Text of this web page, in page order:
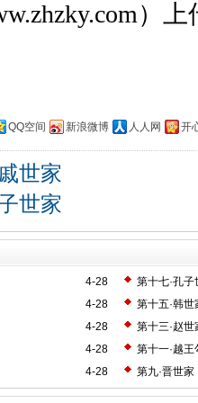
）上
QQ空间 新浪微博 人人网 开
世家
世家
4-28
第十七·孔子
4-28
第十五·韩世
4-28
第十三·赵世
4-28
第十一·越王
4-28
第九·晋世家